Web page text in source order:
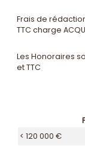
Frais de
TTC charge
Les Honoraires
et TTC
< 120 000 €